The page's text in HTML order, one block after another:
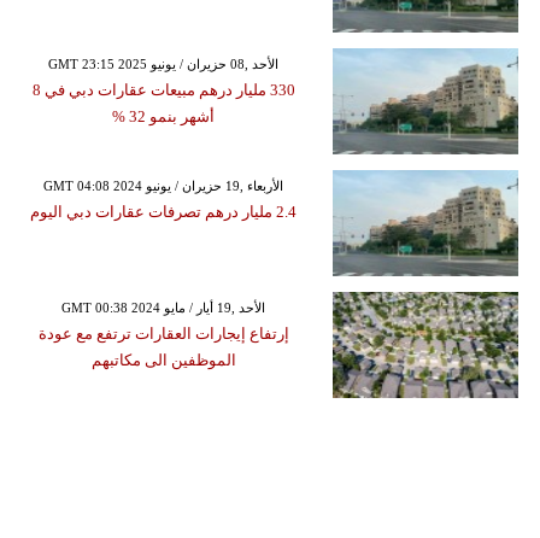
GMT 23:15 2025 الأحد ,08 حزيران / يونيو
330 مليار درهم مبيعات عقارات دبي في 8
أشهر بنمو 32 %
GMT 04:08 2024 الأربعاء ,19 حزيران / يونيو
2.4 مليار درهم تصرفات عقارات دبي اليوم
GMT 00:38 2024 الأحد ,19 أيار / مايو
إرتفاع إيجارات العقارات ترتفع مع عودة
الموظفين الى مكاتبهم